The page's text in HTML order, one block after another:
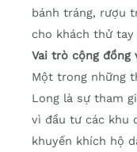
bánh tráng, rượu
cho khách thử tay
Vai trò cộng đồng
Một trong những
Long là sự tham
vì đầu tư các khu
khuyến khích hộ